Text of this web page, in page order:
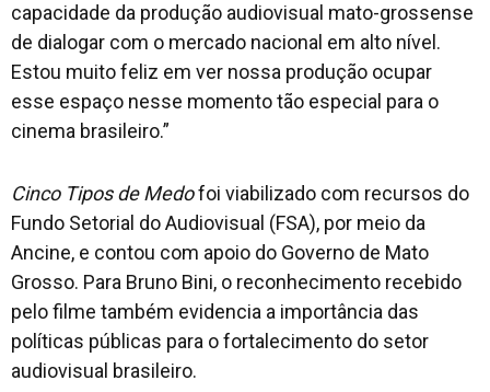
capacidade da produção audiovisual mato-grossense
de dialogar com o mercado nacional em alto nível.
Estou muito feliz em ver nossa produção ocupar
esse espaço nesse momento tão especial para o
cinema brasileiro.”
Cinco Tipos de Medofoi viabilizado com recursos do
Fundo Setorial do Audiovisual (FSA), por meio da
Ancine, e contou com apoio do Governo de Mato
Grosso. Para Bruno Bini, o reconhecimento recebido
pelo filme também evidencia a importância das
políticas públicas para o fortalecimento do setor
audiovisual brasileiro.